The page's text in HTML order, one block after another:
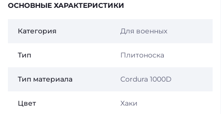
ОСНОВНЫЕ ХАРАКТЕРИСТИКИ
Категория Для военных
Тип Плитоноска
Тип материала Cordura 1000D
Цвет Хаки